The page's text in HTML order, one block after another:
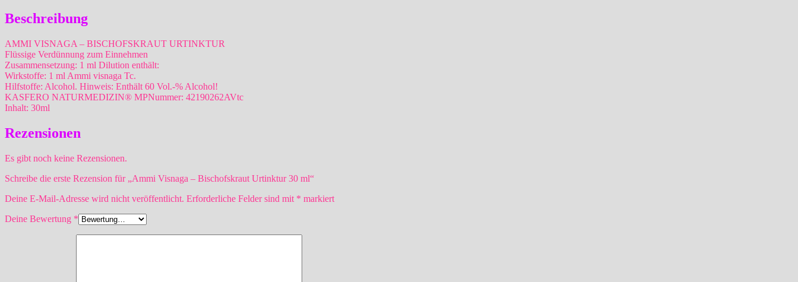
Menge
Beschreibung
AMMI VISNAGA – BISCHOFSKRAUT URTINKTUR
Flüssige Verdünnung zum Einnehmen
Zusammensetzung: 1 ml Dilution enthält:
Wirkstoffe: 1 ml Ammi visnaga Tc.
Hilfstoffe: Alcohol. Hinweis: Enthält 60 Vol.-% Alcohol!
KASFERO NATURMEDIZIN® MPNummer: 42190262AVtc
Inhalt: 30ml
Rezensionen
Es gibt noch keine Rezensionen.
Schreibe die erste Rezension für „Ammi Visnaga – Bischofskraut Urtinktur 30 ml“
Deine E-Mail-Adresse wird nicht veröffentlicht. Erforderliche Felder sind mit * markiert
Deine Bewertung *